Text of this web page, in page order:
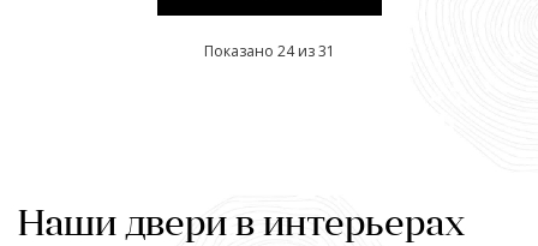
Показано 24 из 31
Наши двери в интерьерах